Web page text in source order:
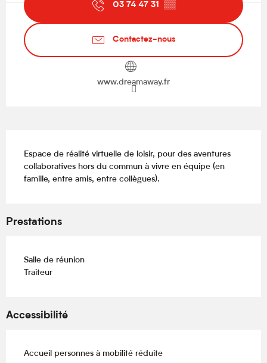
03 74 47 31 ▒▒
Contactez-nous
www.dreamaway.fr
Espace de réalité virtuelle de loisir, pour des aventures
collaboratives hors du commun à vivre en équipe (en
famille, entre amis, entre collègues).
Prestations
Salle de réunion
Traiteur
Accessibilité
Accueil personnes à mobilité réduite